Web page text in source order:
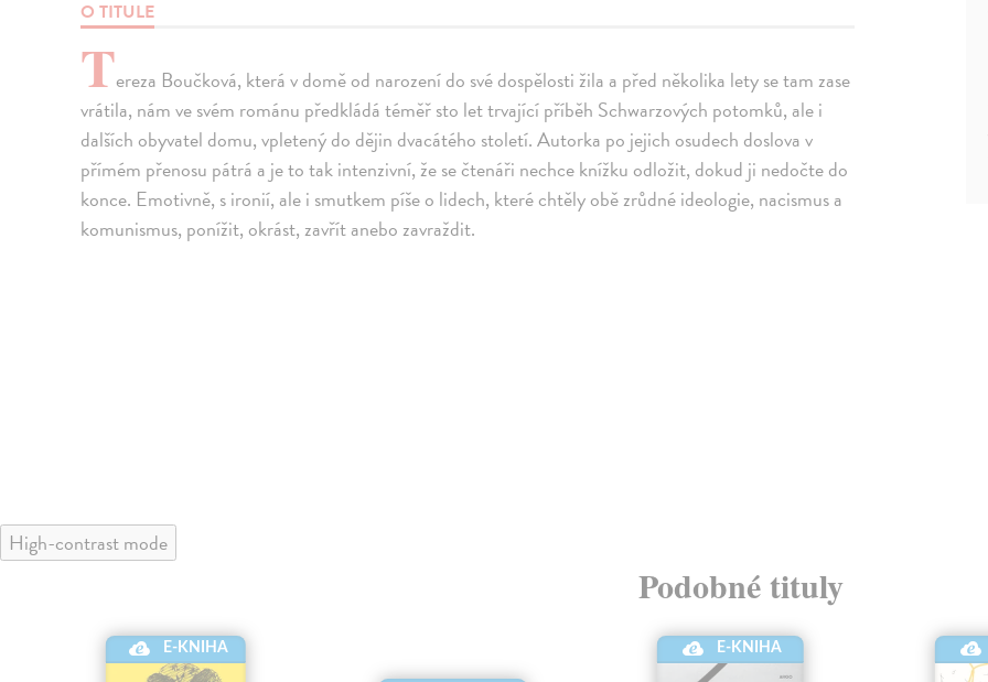
O TITULE
Tereza Boučková, která v domě od narození do své dospělosti žila a před několika lety se tam zase
vrátila, nám ve svém románu předkládá téměř sto let trvající příběh Schwarzových potomků, ale i
dalších obyvatel domu, vpletený do dějin dvacátého století. Autorka po jejich osudech doslova v
přímém přenosu pátrá a je to tak intenzivní, že se čtenáři nechce knížku odložit, dokud ji nedočte do
konce. Emotivně, s ironií, ale i smutkem píše o lidech, které chtěly obě zrůdné ideologie, nacismus a
komunismus, ponížit, okrást, zavřít anebo zavraždit.
High-contrast mode
Podobné tituly
E-KNIHA E-KNIHA